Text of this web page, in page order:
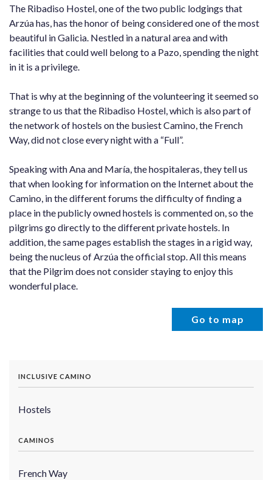
The Ribadiso Hostel, one of the two public lodgings that
Arzúa has, has the honor of being considered one of the most
beautiful in Galicia. Nestled in a natural area and with
facilities that could well belong to a Pazo, spending the night
in it is a privilege.
That is why at the beginning of the volunteering it seemed so
strange to us that the Ribadiso Hostel, which is also part of
the network of hostels on the busiest Camino, the French
Way, did not close every night with a “Full”.
Speaking with Ana and María, the hospitaleras, they tell us
that when looking for information on the Internet about the
Camino, in the different forums the difficulty of finding a
place in the publicly owned hostels is commented on, so the
pilgrims go directly to the different private hostels. In
addition, the same pages establish the stages in a rigid way,
being the nucleus of Arzúa the official stop. All this means
that the Pilgrim does not consider staying to enjoy this
wonderful place.
Go to map
INCLUSIVE CAMINO
Hostels
CAMINOS
French Way